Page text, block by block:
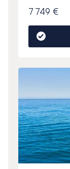
7 749 €